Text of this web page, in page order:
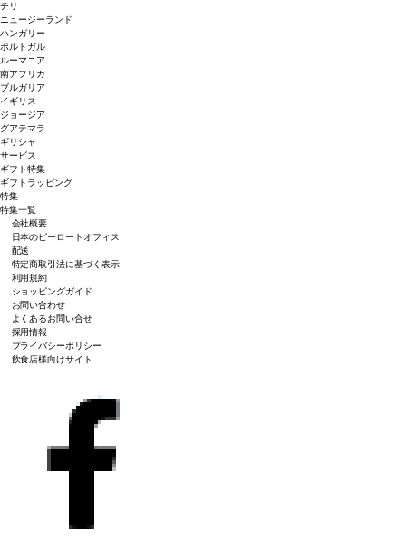
チリ
ニュージーランド
ハンガリー
ポルトガル
ルーマニア
南アフリカ
ブルガリア
イギリス
ジョージア
グアテマラ
ギリシャ
サービス
ギフト特集
ギフトラッピング
特集
特集一覧
会社概要
日本のピーロートオフィス
配送
特定商取引法に基づく表示
利用規約
ショッピングガイド
お問い合わせ
よくあるお問い合せ
採用情報
プライバシーポリシー
飲食店様向けサイト